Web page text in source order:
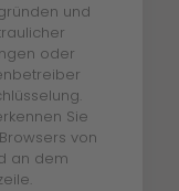
und
oder
Sie
von
an dem